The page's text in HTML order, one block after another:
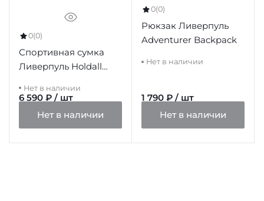
0(0)
Спортивная сумка
Ливерпуль Holdall
Нет в наличии
6 590 ₽ / шт
Нет в наличии
0(0)
Рюкзак Ливерпуль
Adventurer Backpack
Нет в наличии
1 790 ₽ / шт
Нет в наличии